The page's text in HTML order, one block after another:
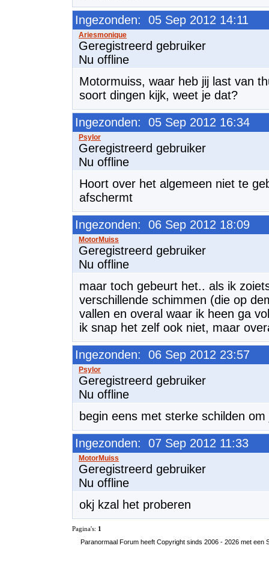
Ingezonden: 05 Sep 2012 14:11
Geregistreerd gebruiker
Nu offline
Motormuiss, waar heb jij last van
soort dingen kijk, weet je dat?
Ingezonden: 05 Sep 2012 16:34
Geregistreerd gebruiker
Nu offline
Hoort over het algemeen niet te
afschermt
Ingezonden: 06 Sep 2012 18:09
Geregistreerd gebruiker
Nu offline
maar toch gebeurt het.. als ik
verschillende schimmen (die op
vallen en overal waar ik heen ga
ik snap het zelf ook niet, maar
Ingezonden: 06 Sep 2012 23:57
Geregistreerd gebruiker
Nu offline
begin eens met sterke schilden
Ingezonden: 07 Sep 2012 11:33
Geregistreerd gebruiker
Nu offline
okj kzal het proberen
Pagina's: 1
Paranormaal Forum heeft Copyright sinds 2006 - 2026 met een